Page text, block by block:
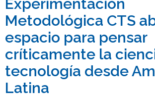
Funcionarias/os
Egresadas/os
Experimentación
Metodológica CTS
espacio para pensar
críticamente la
tecnología desde
Latina